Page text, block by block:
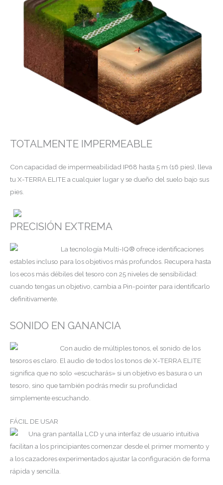
TOTALMENTE IMPERMEABLE
Con capacidad de impermeabilidad IP68 hasta 5 m (16 pies), lleva
tu X-TERRA ELITE a cualquier lugar y se dueño del suelo bajo sus
pies.
PRECISIÓN EXTREMA
La tecnología Multi-IQ® ofrece identificaciones
estables incluso para los objetivos más profundos. Recupera hasta
los ecos más débiles del tesoro con 25 niveles de sensibilidad:
cuando tengas un objetivo, cambia a Pin-pointer para identificarlo
definitivamente.
SONIDO EN GANANCIA
Con audio de múltiples tonos, el sonido de los
tesoros es claro. El audio de todos los tonos de X-TERRA ELITE
significa que no solo «escucharás» si un objetivo es basura o un
tesoro, sino que también podrás medir su profundidad
simplemente escuchando.
FÁCIL DE USAR
Una gran pantalla LCD y una interfaz de usuario intuitiva
facilitan a los principiantes comenzar desde el primer momento y
a los cazadores experimentados ajustar la configuración de forma
rápida y sencilla.